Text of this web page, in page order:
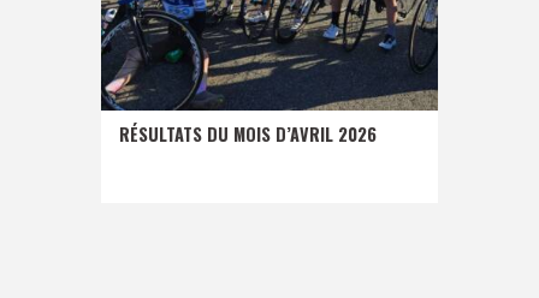
RÉSULTATS DU MOIS D’AVRIL 2026